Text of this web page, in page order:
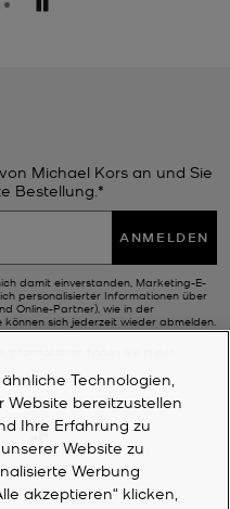
Anhalten
Michael Kors an und Sie
Bestellung.*
ANMELDEN
damit einverstanden, Marketing-E-
personalisierter Informationen über
Online-Partner), wie in der
können sich jederzeit wieder abmelden.
Technologien,
Website bereitzustellen
Ihre Erfahrung zu
Website zu
Werbung
akzeptieren“ klicken,